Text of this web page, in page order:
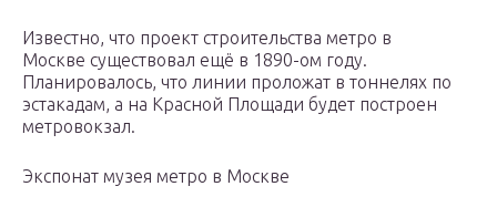
Известно, что проект строительства метро в
Москве существовал ещё в 1890-ом году.
Планировалось, что линии проложат в тоннелях по
эстакадам, а на Красной Площади будет построен
метровокзал.
Экспонат музея метро в Москве